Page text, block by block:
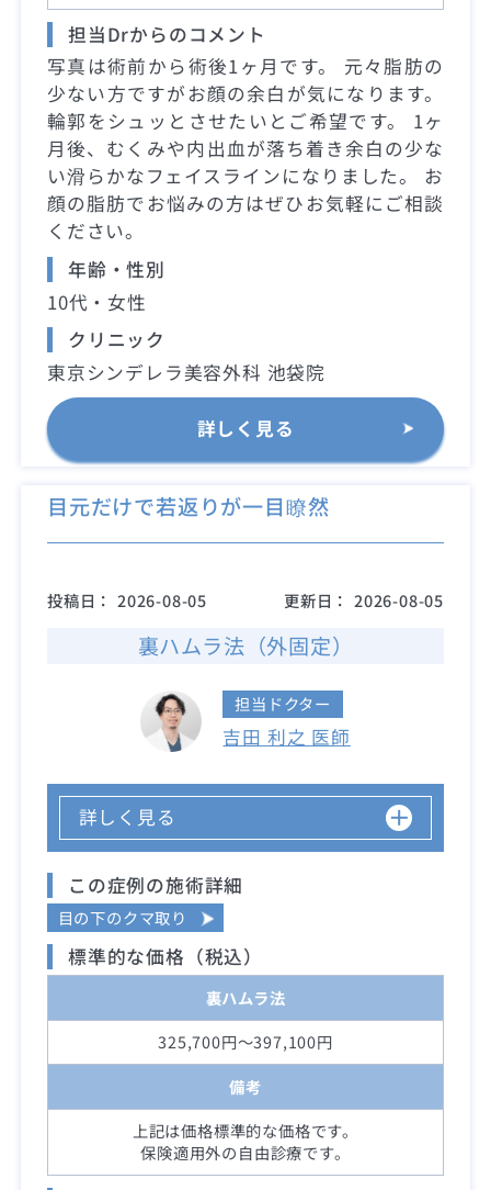
担当Drからのコメント
写真は術前から術後1ヶ月です。 元々脂肪の
少ない方ですがお顔の余白が気になります。
輪郭をシュッとさせたいとご希望です。 1ヶ
月後、むくみや内出血が落ち着き余白の少な
い滑らかなフェイスラインになりました。 お
顔の脂肪でお悩みの方はぜひお気軽にご相談
ください。
年齢・性別
10代・女性
クリニック
東京シンデレラ美容外科 池袋院
詳しく見る
目元だけで若返りが一目瞭然
投稿日： 2026-08-05 更新日： 2026-08-05
裏ハムラ法（外固定）
担当ドクター
吉田 利之 医師
詳しく見る
この症例の施術詳細
目の下のクマ取り
標準的な価格（税込）
裏ハムラ法
325,700円～397,100円
備考
上記は価格標準的な価格です。
保険適用外の自由診療です。